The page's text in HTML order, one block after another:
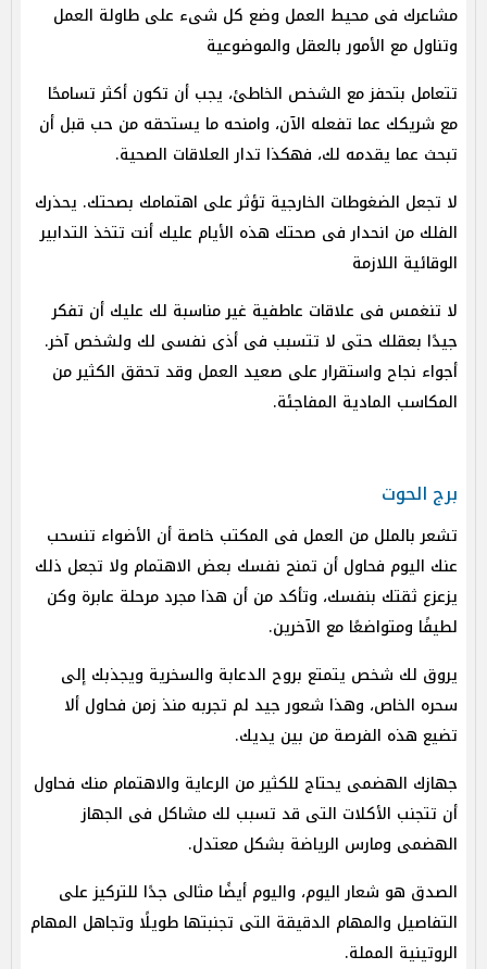
مشاعرك فى محيط العمل وضع كل شىء على طاولة العمل
وتناول مع الأمور بالعقل والموضوعية
تتعامل بتحفز مع الشخص الخاطئ، يجب أن تكون أكثر تسامحًا
مع شريكك عما تفعله الآن، وامنحه ما يستحقه من حب قبل أن
تبحث عما يقدمه لك، فهكذا تدار العلاقات الصحية.
لا تجعل الضغوطات الخارجية تؤثر على اهتمامك بصحتك. يحذرك
الفلك من انحدار فى صحتك هذه الأيام عليك أنت تتخذ التدابير
الوقائية اللازمة
لا تنغمس فى علاقات عاطفية غير مناسبة لك عليك أن تفكر
جيدًا بعقلك حتى لا تتسبب فى أذى نفسى لك ولشخص آخر.
أجواء نجاح واستقرار على صعيد العمل وقد تحقق الكثير من
المكاسب المادية المفاجئة.
برج الحوت
تشعر بالملل من العمل فى المكتب خاصة أن الأضواء تنسحب
عنك اليوم فحاول أن تمنح نفسك بعض الاهتمام ولا تجعل ذلك
يزعزع ثقتك بنفسك، وتأكد من أن هذا مجرد مرحلة عابرة وكن
لطيفًا ومتواضعًا مع الآخرين.
يروق لك شخص يتمتع بروح الدعابة والسخرية ويجذبك إلى
سحره الخاص، وهذا شعور جيد لم تجربه منذ زمن فحاول ألا
تضيع هذه الفرصة من بين يديك.
جهازك الهضمى يحتاج للكثير من الرعاية والاهتمام منك فحاول
أن تتجنب الأكلات التى قد تسبب لك مشاكل فى الجهاز
الهضمى ومارس الرياضة بشكل معتدل.
الصدق هو شعار اليوم، واليوم أيضًا مثالى جدًا للتركيز على
التفاصيل والمهام الدقيقة التى تجنبتها طويلًا وتجاهل المهام
الروتينية المملة.